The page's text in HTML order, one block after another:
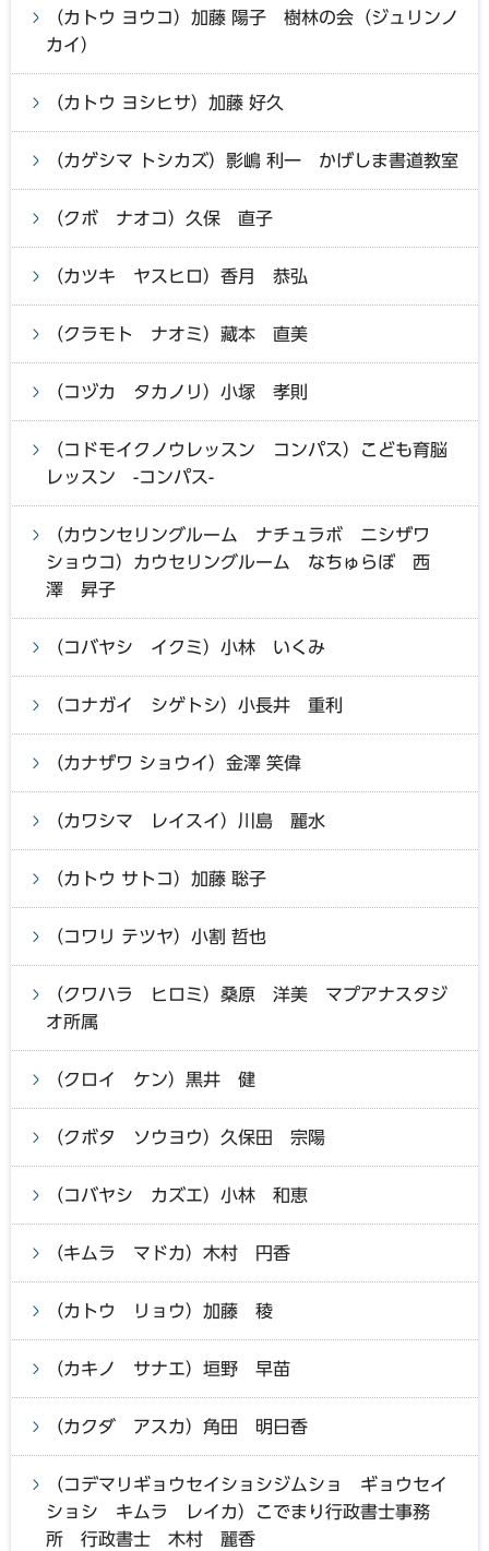
（カトウ ヨウコ）加藤 陽子 樹林の会（ジュリンノ
カイ）
（カトウ ヨシヒサ）加藤 好久
（カゲシマ トシカズ）影嶋 利一 かげしま書道教室
（クボ ナオコ）久保 直子
（カツキ ヤスヒロ）香月 恭弘
（クラモト ナオミ）藏本 直美
（コヅカ タカノリ）小塚 孝則
（コドモイクノウレッスン コンパス）こども育脳
レッスン -コンパス-
（カウンセリングルーム ナチュラボ ニシザワ
ショウコ）カウセリングルーム なちゅらぼ 西
澤 昇子
（コバヤシ イクミ）小林 いくみ
（コナガイ シゲトシ）小長井 重利
（カナザワ ショウイ）金澤 笑偉
（カワシマ レイスイ）川島 麗水
（カトウ サトコ）加藤 聡子
（コワリ テツヤ）小割 哲也
（クワハラ ヒロミ）桑原 洋美 マプアナスタジ
オ所属
（クロイ ケン）黒井 健
（クボタ ソウヨウ）久保田 宗陽
（コバヤシ カズエ）小林 和恵
（キムラ マドカ）木村 円香
（カトウ リョウ）加藤 稜
（カキノ サナエ）垣野 早苗
（カクダ アスカ）角田 明日香
（コデマリギョウセイショシジムショ ギョウセイ
ショシ キムラ レイカ）こでまり行政書士事務
所 行政書士 木村 麗香